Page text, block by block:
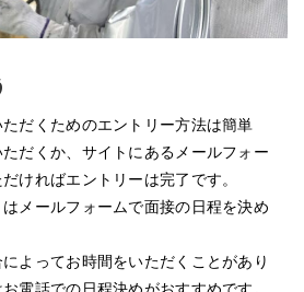
だくためのエントリー方法は簡単
だくか、サイトにあるメールフォー
ければエントリーは完了です。
メールフォームで面接の日程を決め
よってお時間をいただくことがあり